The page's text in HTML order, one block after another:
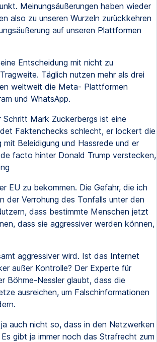
Meinungsäußerungen haben wieder
also zu unseren Wurzeln zurückkehren
auf unseren Plattformen
Entscheidung mit nicht zu
Täglich nutzen mehr als drei
weltweit die Meta- Plattformen
und WhatsApp.
Schritt Mark Zuckerbergs ist eine
Faktenchecks schlecht, er lockert die
mit Beleidigung und Hassrede und er
facto hinter Donald Trump verstecken,
EU zu bekommen. Die Gefahr, die ich
der Verrohung des Tonfalls unter den
dass bestimmte Menschen jetzt
dass sie aggressiver werden können,
aggressiver wird. Ist das Internet
außer Kontrolle? Der Experte für
Böhme-Nessler glaubt, dass die
ausreichen, um Falschinformationen
auch nicht so, dass in den Netzwerken
gibt ja immer noch das Strafrecht zum